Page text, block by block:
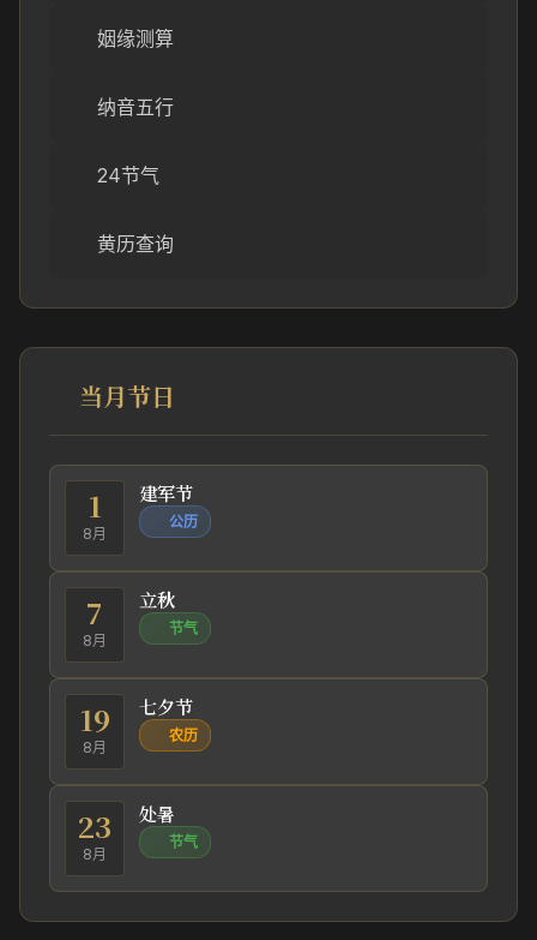
姻缘测算
纳音五行
24节气
黄历查询
当月节日
1
8月
建军节
公历
7
8月
立秋
节气
19
8月
七夕节
农历
23
8月
处暑
节气